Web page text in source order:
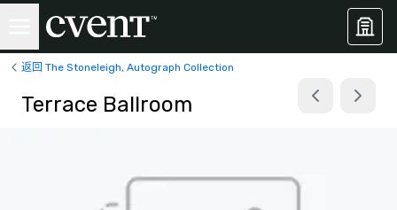
返回 The Stoneleigh, Autograph Collection
Terrace Ballroom